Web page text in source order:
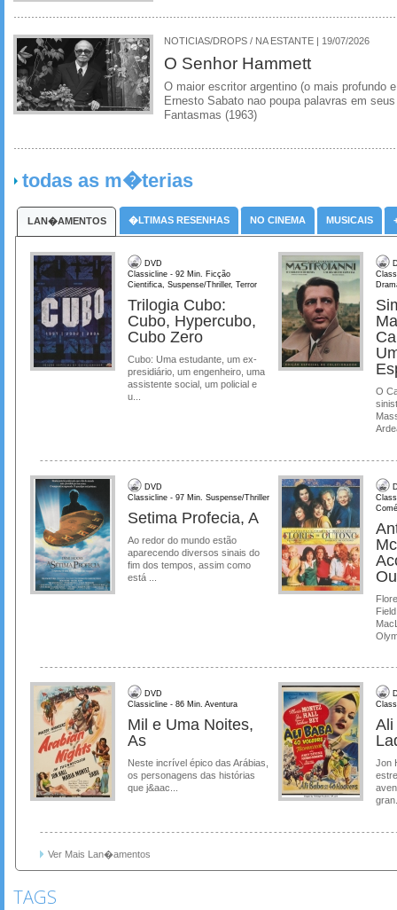
NOTICIAS/DROPS / NA ESTANTE | 19/07/2026
O Senhor Hammett
O maior escritor argentino (o mais profundo
Ernesto Sabato nao poupa palavras em
Fantasmas (1963)
todas as m�terias
LAN�AMENTOS �LTIMAS RESENHAS NO CINEMA MUSICAIS
DVD
Classicline - 92 Min. Ficção
Cientifica, Suspense/Thriller, Terror
Trilogia Cubo:
Cubo, Hypercubo,
Cubo Zero
Cubo: Uma estudante, um ex-
presidiário, um engenheiro, uma
assistente social, um policial e
u...
O
DVD
Classicline - 97 Min. Suspense/Thriller
Setima Profecia, A
Ao redor do mundo estão
aparecendo diversos sinais do
fim dos tempos, assim como
está ...
DVD
Classicline - 86 Min. Aventura
Mil e Uma Noites,
As
Neste incrível épico das Arábias,
os personagens das histórias
que j&aac...
Ali
Jon
Ver Mais Lan�amentos
TAGS